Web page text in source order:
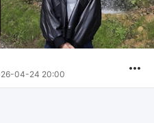
04-24 20:00